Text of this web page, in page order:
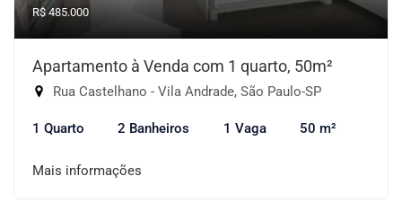
R$ 485.000
Apartamento à Venda com 1 quarto, 50m²
Rua Castelhano - Vila Andrade, São Paulo-SP
1 Quarto 2 Banheiros 1 Vaga 50 m²
Mais informações